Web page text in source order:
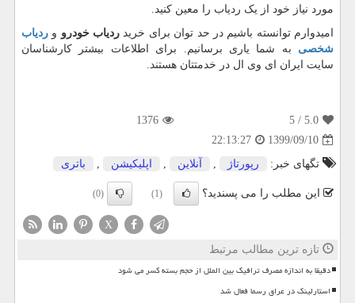
مورد نیاز خود از یک ردیاب را معین کنید.
امیدوارم توانسته باشیم در حد توان برای خرید ردیاب خودرو و ردیاب
شخصی به شما یاری برسانیم. برای اطلاعات بیشتر کارشناسان
سایت ایران ای وی ال در خدمتتان هستند.
5.0
/ 5
1376
1399/09/10
22:13:27
تگهای خبر:
رپورتاژ , آنلاین , اپلیكیشن , باتری
این مطلب را می پسندید؟ (1)
(0)
X
تازه ترین مطالب مرتبط
دقیقا به اندازه مصرف ترافیک بین الملل از حجم بسته کسر می شود
استارلینک در عراق رسما فعال شد